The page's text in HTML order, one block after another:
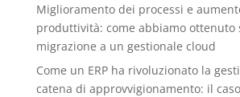
Miglioramento dei processi e
produttività: come abbiamo ottenuto
migrazione a un gestionale cloud
Come un ERP ha rivoluzionato la
catena di approvvigionamento: il